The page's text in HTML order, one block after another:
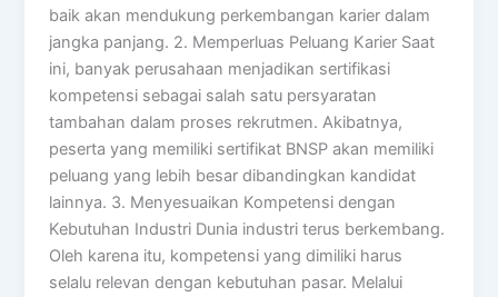
baik akan mendukung perkembangan karier dalam
jangka panjang. 2. Memperluas Peluang Karier Saat
ini, banyak perusahaan menjadikan sertifikasi
kompetensi sebagai salah satu persyaratan
tambahan dalam proses rekrutmen. Akibatnya,
peserta yang memiliki sertifikat BNSP akan memiliki
peluang yang lebih besar dibandingkan kandidat
lainnya. 3. Menyesuaikan Kompetensi dengan
Kebutuhan Industri Dunia industri terus berkembang.
Oleh karena itu, kompetensi yang dimiliki harus
selalu relevan dengan kebutuhan pasar. Melalui